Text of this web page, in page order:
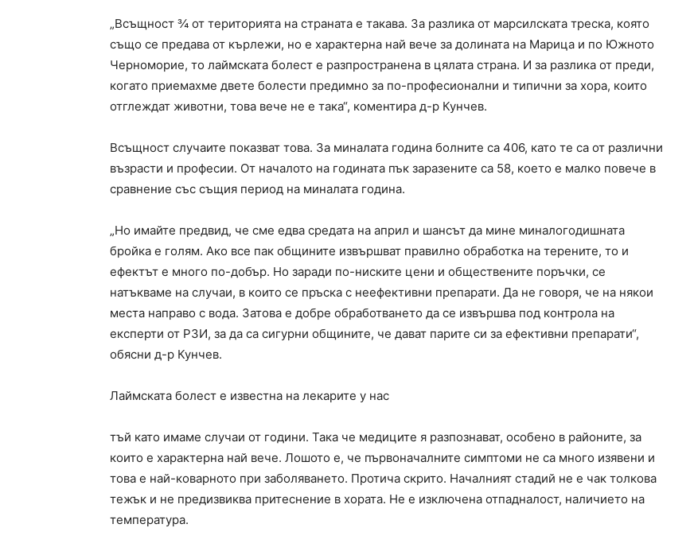
„Всъщност ¾ от територията на страната е такава. За разлика от марсилската треска, която
също се предава от кърлежи, но е характерна най вече за долината на Марица и по Южното
Черноморие, то лаймската болест е разпространена в цялата страна. И за разлика от преди,
когато приемахме двете болести предимно за по-професионални и типични за хора, които
отглеждат животни, това вече не е така“, коментира д-р Кунчев.
Всъщност случаите показват това. За миналата година болните са 406, като те са от различни
възрасти и професии. От началото на годината пък заразените са 58, което е малко повече в
сравнение със същия период на миналата година.
„Но имайте предвид, че сме едва средата на април и шансът да мине миналогодишната
бройка е голям. Ако все пак общините извършват правилно обработка на терените, то и
ефектът е много по-добър. Но заради по-ниските цени и обществените поръчки, се
натъкваме на случаи, в които се пръска с неефективни препарати. Да не говоря, че на някои
места направо с вода. Затова е добре обработването да се извършва под контрола на
експерти от РЗИ, за да са сигурни общините, че дават парите си за ефективни препарати“,
обясни д-р Кунчев.
Лаймската болест е известна на лекарите у нас
тъй като имаме случаи от години. Така че медиците я разпознават, особено в районите, за
които е характерна най вече. Лошото е, че първоначалните симптоми не са много изявени и
това е най-коварното при заболяването. Протича скрито. Началният стадий не е чак толкова
тежък и не предизвиква притеснение в хората. Не е изключена отпадналост, наличието на
температура.